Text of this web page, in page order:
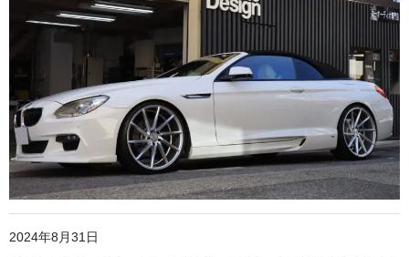
2024年8月31日